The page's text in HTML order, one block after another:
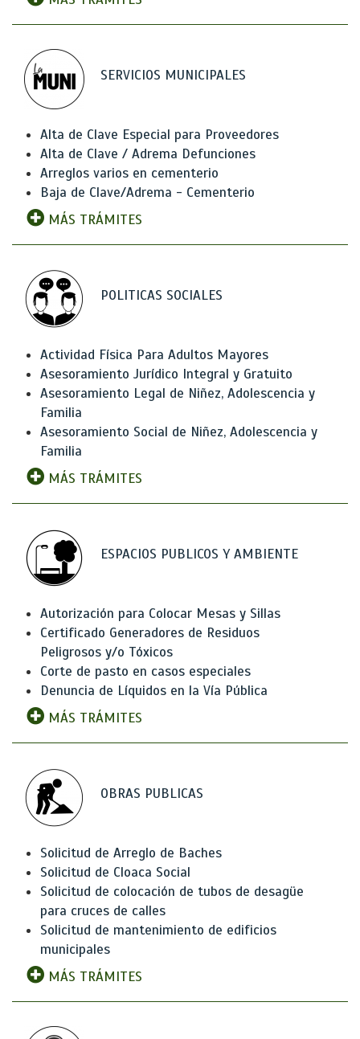
SERVICIOS MUNICIPALES
Alta de Clave Especial para Proveedores
Alta de Clave / Adrema Defunciones
Arreglos varios en cementerio
Baja de Clave/Adrema - Cementerio
MÁS TRÁMITES
POLITICAS SOCIALES
Actividad Física Para Adultos Mayores
Asesoramiento Jurídico Integral y Gratuito
Asesoramiento Legal de Niñez, Adolescencia y
Familia
Asesoramiento Social de Niñez, Adolescencia y
Familia
MÁS TRÁMITES
ESPACIOS PUBLICOS Y AMBIENTE
Autorización para Colocar Mesas y Sillas
Certificado Generadores de Residuos
Peligrosos y/o Tóxicos
Corte de pasto en casos especiales
Denuncia de Líquidos en la Vía Pública
MÁS TRÁMITES
OBRAS PUBLICAS
Solicitud de Arreglo de Baches
Solicitud de Cloaca Social
Solicitud de colocación de tubos de desagüe
para cruces de calles
Solicitud de mantenimiento de edificios
municipales
MÁS TRÁMITES